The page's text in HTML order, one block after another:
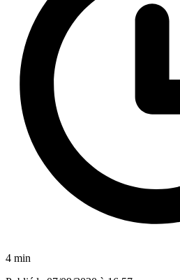
4 min